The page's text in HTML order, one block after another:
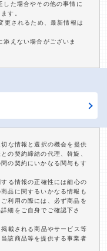
した場合やその他の事情に
す。
更されるため、最新情報は
えない場合がございま
な情報と選択の機会を提供
の契約締結の代理、斡旋、
の契約にいかなる関与もす
る情報の正確性には細心の
品に関するいかなる情報も
利用の際には、必ず商品を
細をご自身でご確認下さ
載される商品やサービス等
該商品等を提供する事業者